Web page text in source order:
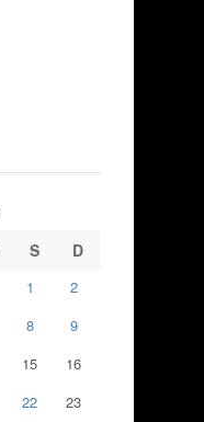
S D
1
2
8
9
15
16
22
23